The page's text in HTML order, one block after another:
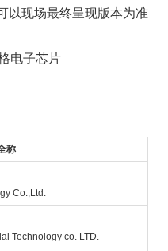
以现场最终呈现版本为准
电子芯片
称
Co.,Ltd.
Technology co. LTD.